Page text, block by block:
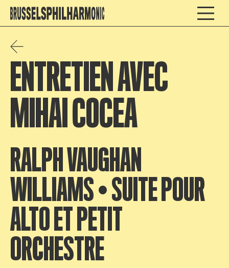
ENTRETIEN AVEC
MIHAI COCEA
RALPH VAUGHAN
WILLIAMS • SUITE POUR
ALTO ET PETIT
ORCHESTRE